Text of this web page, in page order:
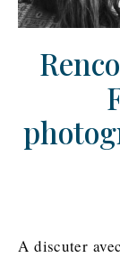
A discuter avec Ferrante Ferranti, il arrive un moment